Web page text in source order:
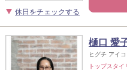
休日をチェックする
樋口 愛
ヒグチ アイコ
トップスタイ